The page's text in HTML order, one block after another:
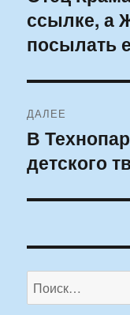
записям
запись:
ссылке, а
посылать
ДАЛЕЕ
Следующая
запись:
В
детского
Искать: